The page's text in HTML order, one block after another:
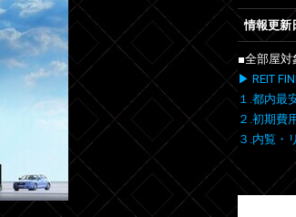
情報更新
■全部屋対
▶ REIT
１.都内最
２.初期費
３.内覧・